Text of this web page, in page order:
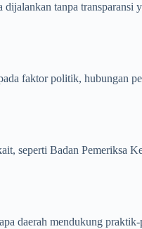
dijalankan tanpa
faktor politik, hubungan
seperti Badan Pemeriksa
daerah mendukung